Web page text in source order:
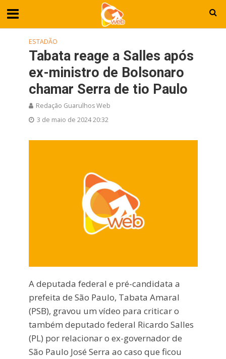
ESTADÃO
Tabata reage a Salles após
ex-ministro de Bolsonaro
chamar Serra de tio Paulo
Redação Guarulhos Web
3 de maio de 2024 20:32
A deputada federal e pré-candidata a
prefeita de São Paulo, Tabata Amaral
(PSB), gravou um vídeo para criticar o
também deputado federal Ricardo Salles
(PL) por relacionar o ex-governador de
São Paulo José Serra ao caso que ficou